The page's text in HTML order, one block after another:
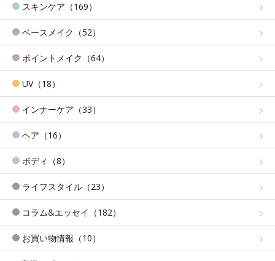
スキンケア（169）
ベースメイク（52）
ポイントメイク（64）
UV（18）
インナーケア（33）
ヘア（16）
ボディ（8）
ライフスタイル（23）
コラム&エッセイ（182）
お買い物情報（10）